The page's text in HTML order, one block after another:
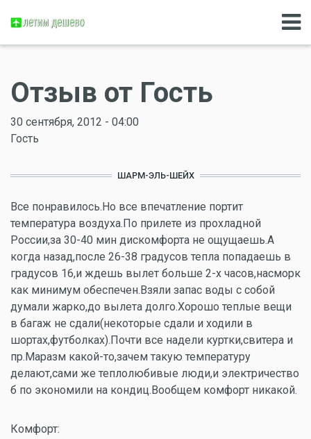
Отзыв от Гость
30 сентября, 2012 - 04:00
Гость
ШАРМ-ЭЛЬ-ШЕЙХ
Все понравилось.Но все впечатление портит
температура воздуха.По прилете из прохладной
России,за 30-40 мин дискомфорта не ощущаешь.А
когда назад,после 26-38 градусов тепла попадаешь в
градусов 16,и ждешь вылет больше 2-х часов,насморк
как минимум обеспечен.Взяли запас воды с собой
думали жарко,до вылета долго.Хорошо теплые вещи
в багаж не сдали(некоторые сдали и ходили в
шортах,футболках).Почти все надели куртки,свитера и
пр.Маразм какой-то,зачем такую температуру
делают,сами же теплолюбивые люди,и электричество
б по экономили на кондиц.Вообщем комфорт никакой.
Комфорт: